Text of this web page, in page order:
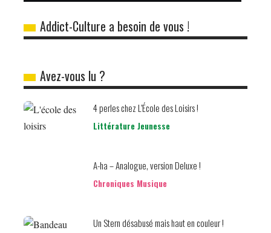
Addict-Culture a besoin de vous !
Avez-vous lu ?
4 perles chez L’École des Loisirs !
Littérature Jeunesse
A-ha – Analogue, version Deluxe !
Chroniques Musique
Un Stern désabusé mais haut en couleur !